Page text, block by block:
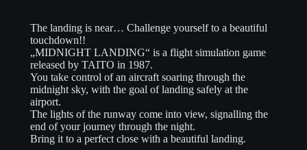
The landing is near… Challenge yourself to a beautiful
touchdown!!
„MIDNIGHT LANDING“ is a flight simulation game
released by TAITO in 1987.
You take control of an aircraft soaring through the
midnight sky, with the goal of landing safely at the
airport.
The lights of the runway come into view, signalling the
end of your journey through the night.
Bring it to a perfect close with a beautiful landing.